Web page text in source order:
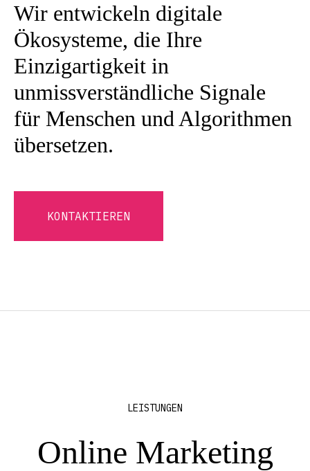
Wir entwickeln digitale
Ökosysteme, die Ihre
Einzigartigkeit in
unmissverständliche Signale
für Menschen und Algorithmen
übersetzen.
KONTAKTIEREN
LEISTUNGEN
Online Marketing